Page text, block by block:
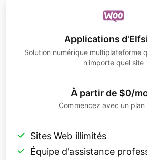
Applications
Solution numérique multiplateforme
n'importe quel site
À partir de $0/
Commencez avec un
Sites Web illimités
Équipe d'assistance